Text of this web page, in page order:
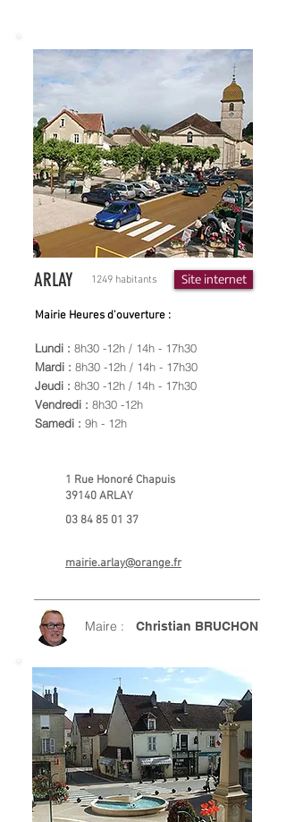
ARLAY 1249 habitants
Mairie Heures d'ouverture :
Lundi : 8h30 -12h / 14h - 17h30
Mardi : 8h30 -12h / 14h - 17h30
Jeudi : 8h30 -12h / 14h - 17h30
Vendredi : 8h30 -12h
Samedi : 9h - 12h
1 Rue Honoré Chapuis
39140 ARLAY
03 84 85 01 37
mairie.arlay@orange.fr
Maire : Christian BRUCHON
Site internet